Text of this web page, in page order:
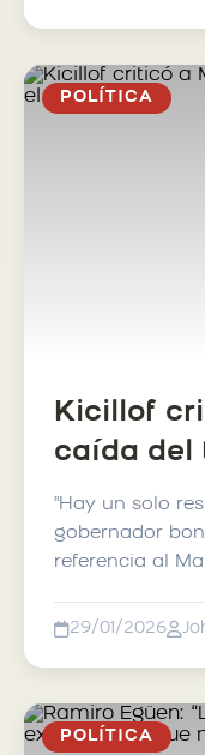
POLÍTICA
Kicillof
caída del
consumo
"Hay un solo
gobernador
referencia al
29/01/2026
POLÍTICA